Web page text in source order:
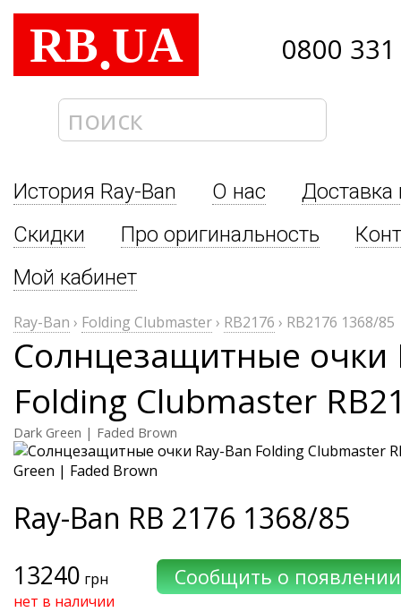
RB.UA 0800
История Ray-Ban О нас
Доставка
Скидки
Про оригинальность
Мой кабинет
Ray-Ban › Folding Clubmaster› RB2176 › RB2176 1368/85
Солнцезащитные очки
Folding Clubmaster
Dark Green | Faded Brown
Ray-Ban RB 2176 1368/85
13240 грн
нет в наличии